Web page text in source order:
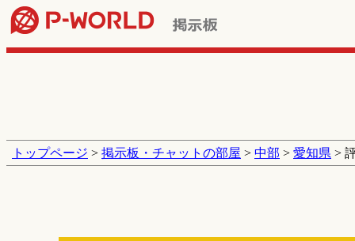
トップページ > 掲示板・チャットの部屋 > 中部 > 愛知県 >